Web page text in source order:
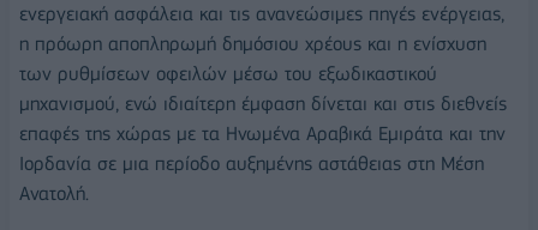
ενεργειακή ασφάλεια και τις ανανεώσιμες πηγές ενέργειας,
η πρόωρη αποπληρωμή δημόσιου χρέους και η ενίσχυση
των ρυθμίσεων οφειλών μέσω του εξωδικαστικού
μηχανισμού, ενώ ιδιαίτερη έμφαση δίνεται και στις διεθνείς
επαφές της χώρας με τα Ηνωμένα Αραβικά Εμιράτα και την
Ιορδανία σε μια περίοδο αυξημένης αστάθειας στη Μέση
Ανατολή.